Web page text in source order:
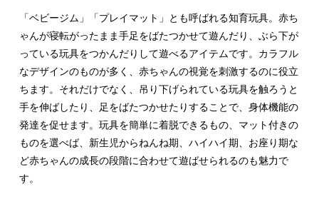
「ベビージム」「プレイマット」とも呼ばれる知育玩具。赤ち
ゃんが寝転がったまま手足をばたつかせて遊んだり、ぶら下が
っている玩具をつかんだりして遊べるアイテムです。カラフル
なデザインのものが多く、赤ちゃんの視覚を刺激するのに役立
ちます。それだけでなく、吊り下げられている玩具を触ろうと
手を伸ばしたり、足をばたつかせたりすることで、身体機能の
発達を促せます。玩具を簡単に着脱できるもの、マット付きの
ものを選べば、新生児からねんね期、ハイハイ期、お座り期な
ど赤ちゃんの成長の段階に合わせて遊ばせられるのも魅力で
す。